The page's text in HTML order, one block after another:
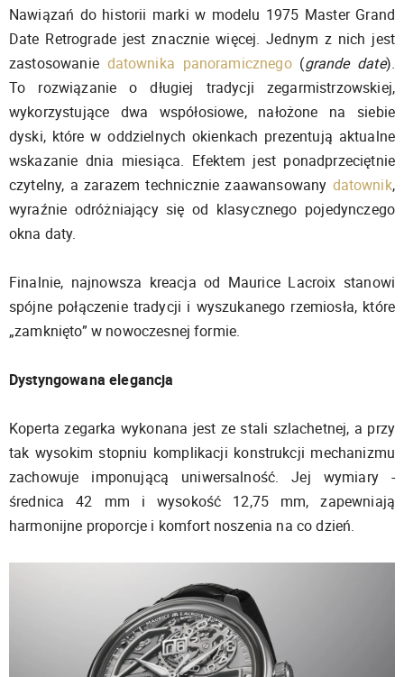
Nawiązań do historii marki w modelu 1975 Master Grand
Date Retrograde jest znacznie więcej. Jednym z nich jest
zastosowanie datownika panoramicznego(grande date).
To rozwiązanie o długiej tradycji zegarmistrzowskiej,
wykorzystujące dwa współosiowe, nałożone na siebie
dyski, które w oddzielnych okienkach prezentują aktualne
wskazanie dnia miesiąca. Efektem jest ponadprzeciętnie
czytelny, a zarazem technicznie zaawansowany datownik,
wyraźnie odróżniający się od klasycznego pojedynczego
okna daty.
Finalnie, najnowsza kreacja od Maurice Lacroix stanowi
spójne połączenie tradycji i wyszukanego rzemiosła, które
„zamknięto” w nowoczesnej formie.
Dystyngowana elegancja
Koperta zegarka wykonana jest ze stali szlachetnej, a przy
tak wysokim stopniu komplikacji konstrukcji mechanizmu
zachowuje imponującą uniwersalność. Jej wymiary -
średnica 42 mm i wysokość 12,75 mm, zapewniają
harmonijne proporcje i komfort noszenia na co dzień.